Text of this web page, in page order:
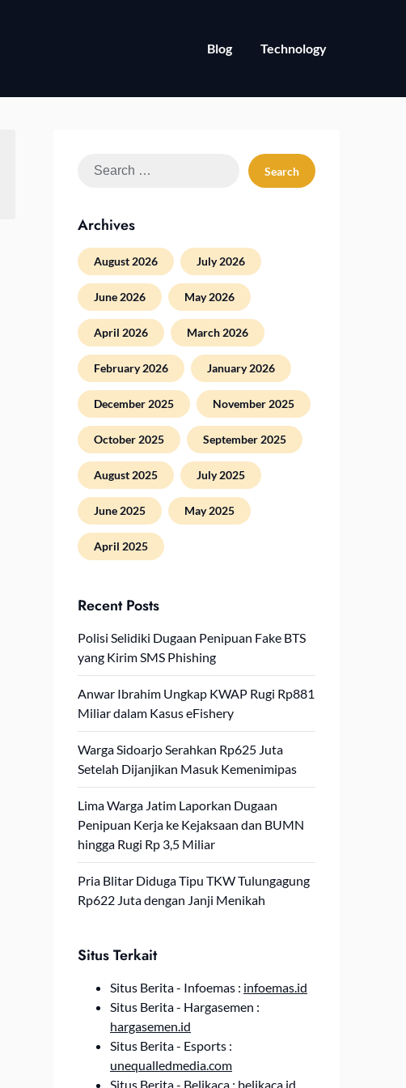
Blog Technology
Search
Archives
August 2026 July 2026
June 2026 May 2026
April 2026 March 2026
February 2026 January 2026
December 2025 November 2025
October 2025 September 2025
August 2025 July 2025
June 2025 May 2025
April 2025
Recent Posts
Polisi Selidiki Dugaan Penipuan Fake BTS
yang Kirim SMS Phishing
Anwar Ibrahim Ungkap KWAP Rugi Rp881
Miliar dalam Kasus eFishery
Warga Sidoarjo Serahkan Rp625 Juta
Setelah Dijanjikan Masuk Kemenimipas
Lima Warga Jatim Laporkan Dugaan
Penipuan Kerja ke Kejaksaan dan BUMN
hingga Rugi Rp 3,5 Miliar
Pria Blitar Diduga Tipu TKW Tulungagung
Rp622 Juta dengan Janji Menikah
Situs Terkait
Situs Berita - Infoemas : infoemas.id
Situs Berita - Hargasemen :
hargasemen.id
Situs Berita - Esports :
unequalledmedia.com
Situs Berita - Belikaca : belikaca.id